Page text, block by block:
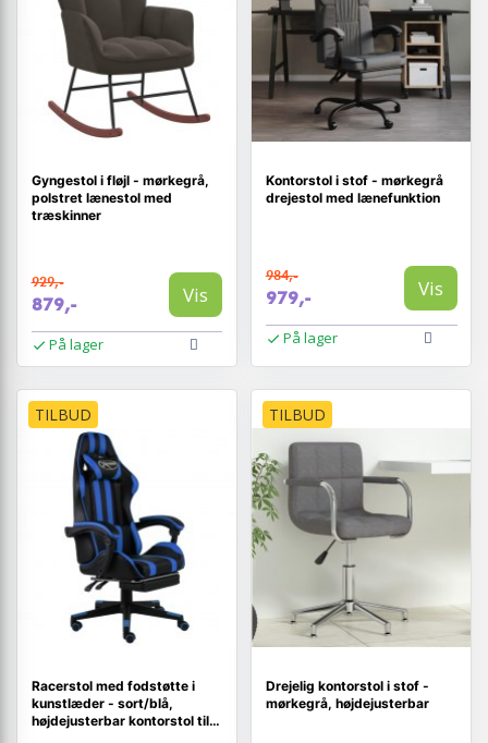
Gyngestol i fløjl - mørkegrå,
polstret lænestol med
træskinner
929,-
879,- Vis
På lager
Kontorstol i stof - mørkegrå
drejestol med lænefunktion
984,-
979,- Vis
På lager
TILBUD
Racerstol med fodstøtte i
kunstlæder - sort/blå,
højdejusterbar kontorstol til
TILBUD
Drejelig kontorstol i stof -
mørkegrå, højdejusterbar